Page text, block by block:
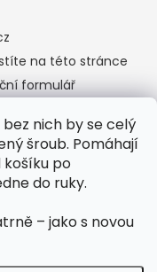
bez nich by se celý
šroub. Pomáhají
košíku po
do ruky.
– jako s novou
na této stránce
formulář